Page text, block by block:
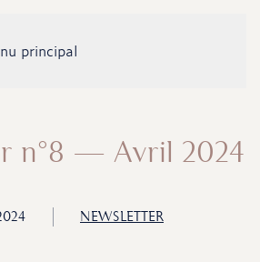
principal
n°8 – Avril 2024
NEWSLETTER